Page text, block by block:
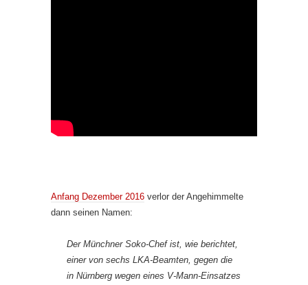
Anfang Dezember 2016 verlor der Angehimmelte
dann seinen Namen:
Der Münchner Soko-Chef ist, wie berichtet,
einer von sechs LKA-Beamten, gegen die
in Nürnberg wegen eines V-Mann-Einsatzes